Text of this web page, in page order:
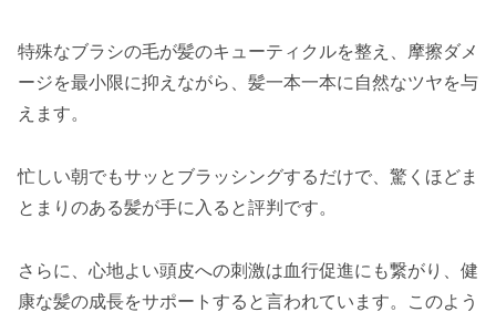
特殊なブラシの毛が髪のキューティクルを整え、摩擦ダメ
ージを最小限に抑えながら、髪一本一本に自然なツヤを与
えます。
忙しい朝でもサッとブラッシングするだけで、驚くほどま
とまりのある髪が手に入ると評判です。
さらに、心地よい頭皮への刺激は血行促進にも繋がり、健
康な髪の成長をサポートすると言われています。このよう